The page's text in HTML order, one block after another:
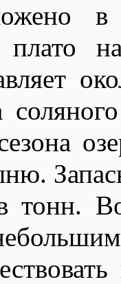
плато
тонн.